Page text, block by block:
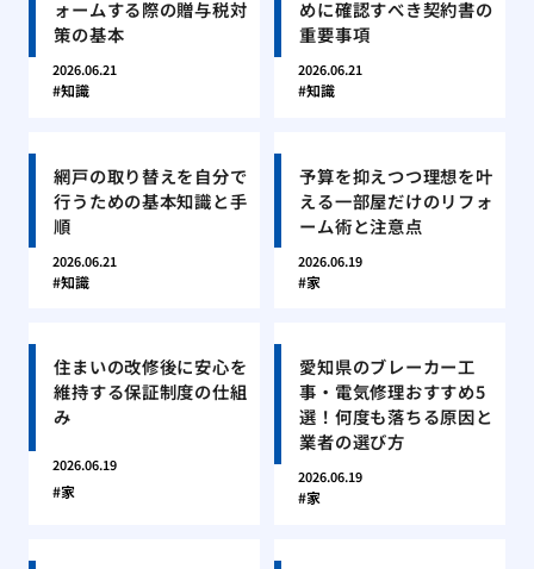
ォームする際の贈与税対
策の基本
2026.06.21
知識
めに確認すべき契約書の
重要事項
2026.06.21
知識
網戸の取り替えを自分で
行うための基本知識と手
順
2026.06.21
知識
予算を抑えつつ理想を叶
える一部屋だけのリフォ
ーム術と注意点
2026.06.19
家
住まいの改修後に安心を
維持する保証制度の仕組
み
2026.06.19
家
愛知県のブレーカー工
事・電気修理おすすめ5
選！何度も落ちる原因と
業者の選び方
2026.06.19
家